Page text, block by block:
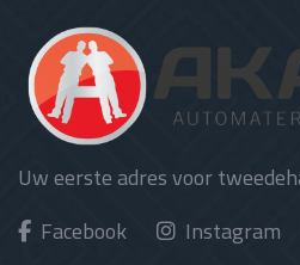
Uw eerste adres voor
Facebook
Instagram